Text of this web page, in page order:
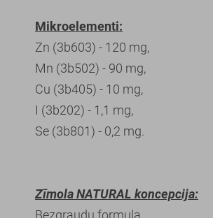
Mikroelementi:
Zn (3b603) - 120 mg,
Mn (3b502) - 90 mg,
Cu (3b405) - 10 mg,
I (3b202) - 1,1 mg,
Se (3b801) - 0,2 mg.
Zīmola NATURAL koncepcija:
Bezgraudu formula